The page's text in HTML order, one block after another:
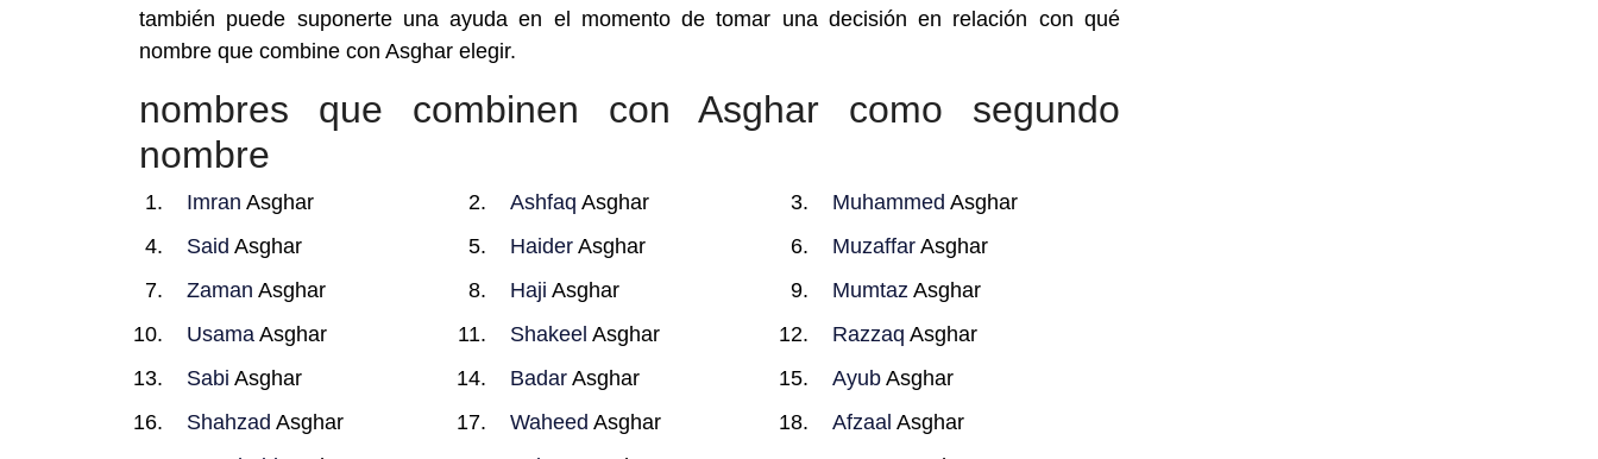
también puede suponerte una ayuda en el momento de tomar una decisión en relación con qué
nombre que combine con Asghar elegir.
nombres que combinen con Asghar como segundo
nombre
Imran Asghar Ashfaq Asghar Muhammed Asghar
Said Asghar HaiderAsghar Muzaffar Asghar
Zaman Asghar Haji Asghar Mumtaz Asghar
Usama Asghar Shakeel Asghar Razzaq Asghar
Sabi Asghar BadarAsghar Ayub Asghar
Shahzad Asghar Waheed Asghar Afzaal Asghar